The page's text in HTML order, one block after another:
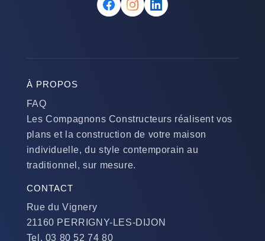
À PROPOS
FAQ
Les Compagnons Constructeurs réalisent vos
plans et la construction de votre maison
individuelle, du style contemporain au
traditionnel, sur mesure.
CONTACT
Rue du Vignery
21160 PERRIGNY-LES-DIJON
Tel. 03 80 52 74 80